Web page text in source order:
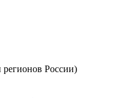
России)